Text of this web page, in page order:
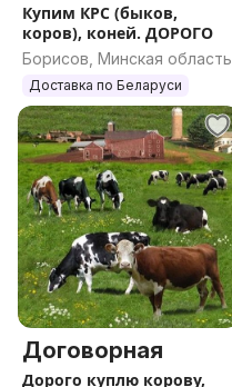
Купим КРС (быков,
коров), коней. ДОРОГО
Борисов, Минская область
Доставка по Беларуси
Договорная
Дорого куплю корову,